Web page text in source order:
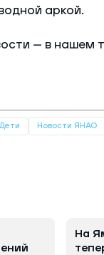
аркой.
— в нашем
Дети Новости ЯНАО
На